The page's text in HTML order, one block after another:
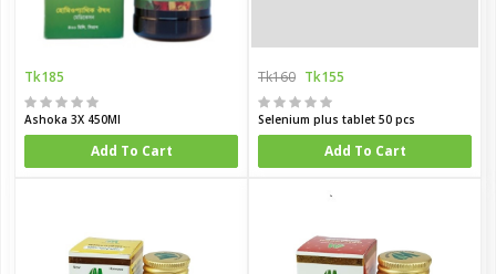
Tk185
Ashoka 3X 450Ml
Add To Cart
Tk160 Tk155
Selenium plus tablet 50 pcs
Add To Cart